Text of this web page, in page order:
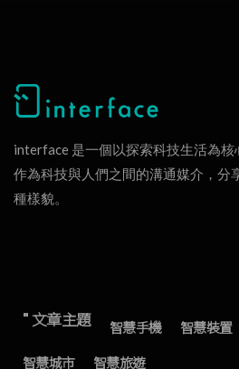
interface 是一個以探索科技生活為
作為科技與人們之間的溝通媒介，分
種樣貌。
" 文章主題 智慧手機 智慧裝置
智慧城市
智慧旅遊